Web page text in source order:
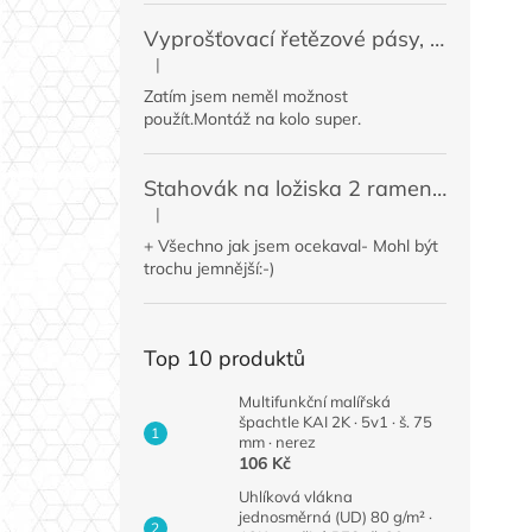
Vyprošťovací řetězové pásy, 2 ks
Hodnocení produktu je 5 z 5 hvězdiček.
|
Zatím jsem neměl možnost
použít.Montáž na kolo super.
Stahovák na ložiska 2 ramenný MINI 50 / 60 mm
Hodnocení produktu je 4 z 5 hvězdiček.
|
+ Všechno jak jsem ocekaval- Mohl být
trochu jemnější:-)
Top 10 produktů
Multifunkční malířská
špachtle KAI 2K · 5v1 · š. 75
mm · nerez
106 Kč
Uhlíková vlákna
jednosměrná (UD) 80 g/m² ·